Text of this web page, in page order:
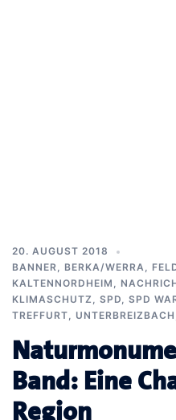
20. AUGUST 2018
BANNER
BERKA/WERRA
KALTENNORDHEIM
KLIMASCHUTZ
SPD SPD
TREFFURT
UNTERBREIZBACH
Band: Eine
Region